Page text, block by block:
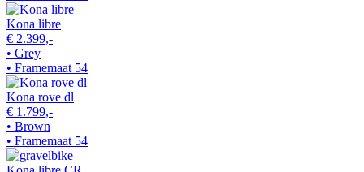
Kona libre
€ 2.399,-
• Grey
• Framemaat 54
Kona rove dl
€ 1.799,-
• Brown
• Framemaat 54